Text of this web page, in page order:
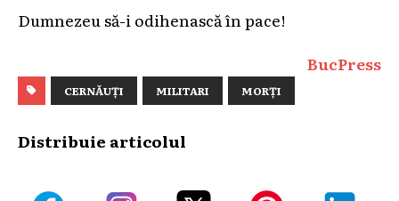
Dumnezeu să-i odihenască în pace!
BucPress
CERNĂUȚI MILITARI MORȚI
Distribuie articolul